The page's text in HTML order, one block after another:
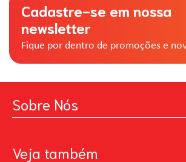
Cadastre-se em nossa
newsletter
Fique por dentro de promoções e
Sobre Nós
Veja também